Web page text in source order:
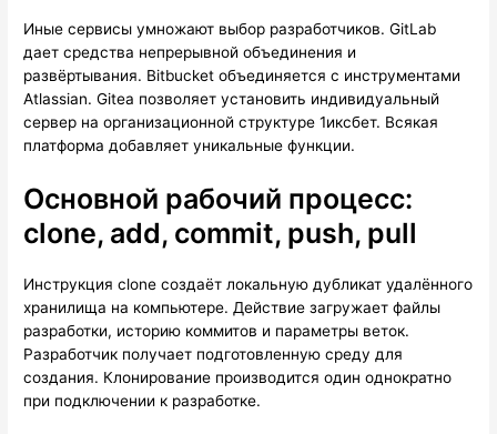
Иные сервисы умножают выбор разработчиков. GitLab
дает средства непрерывной объединения и
развёртывания. Bitbucket объединяется с инструментами
Atlassian. Gitea позволяет установить индивидуальный
сервер на организационной структуре 1иксбет. Всякая
платформа добавляет уникальные функции.
Основной рабочий процесс:
clone, add, commit, push, pull
Инструкция clone создаёт локальную дубликат удалённого
хранилища на компьютере. Действие загружает файлы
разработки, историю коммитов и параметры веток.
Разработчик получает подготовленную среду для
создания. Клонирование производится один однократно
при подключении к разработке.